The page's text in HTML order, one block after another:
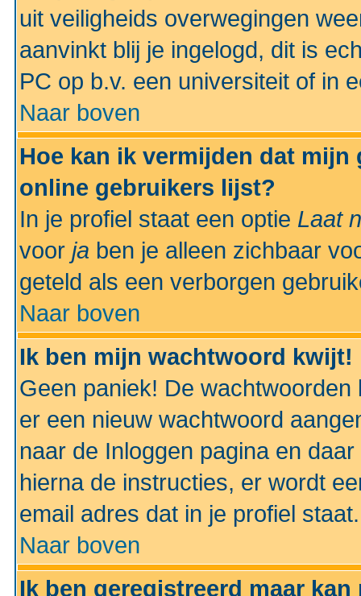
uit veiligheids overwegingen
aanvinkt blij je ingelogd, dit is
PC op b.v. een universiteit of in
Naar boven
Hoe kan ik vermijden dat
online gebruikers lijst?
In je profiel staat een optie Laat
voor ja ben je alleen zichbaar
geteld als een verborgen
Naar boven
Ik ben mijn wachtwoord kwijt!
Geen paniek! De
er een nieuw wachtwoord
naar de Inloggen pagina en
hierna de instructies, er wordt
email adres dat in je profiel staat.
Naar boven
Ik ben geregistreerd maar